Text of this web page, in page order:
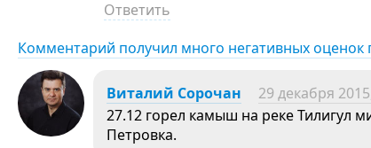
Ответить
Комментарий получил много негативных оценок
Виталий Сорочан 29 декабря
27.12 горел камыш на реке Тилигул
Петровка.